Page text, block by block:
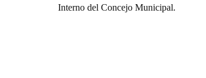
Interno del Concejo Municipal.